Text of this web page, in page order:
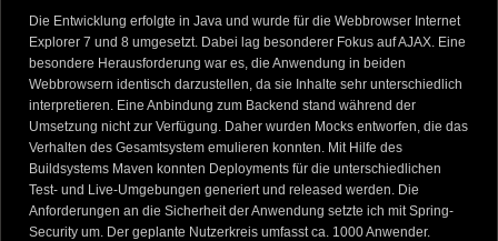
Die Entwicklung erfolgte in Java und wurde für die Webbrowser Internet
Explorer 7 und 8 umgesetzt. Dabei lag besonderer Fokus auf AJAX. Eine
besondere Herausforderung war es, die Anwendung in beiden
Webbrowsern identisch darzustellen, da sie Inhalte sehr unterschiedlich
interpretieren. Eine Anbindung zum Backend stand während der
Umsetzung nicht zur Verfügung. Daher wurden Mocks entworfen, die das
Verhalten des Gesamtsystem emulieren konnten. Mit Hilfe des
Buildsystems Maven konnten Deployments für die unterschiedlichen
Test- und Live-Umgebungen generiert und released werden. Die
Anforderungen an die Sicherheit der Anwendung setzte ich mit Spring-
Security um. Der geplante Nutzerkreis umfasst ca. 1000 Anwender.